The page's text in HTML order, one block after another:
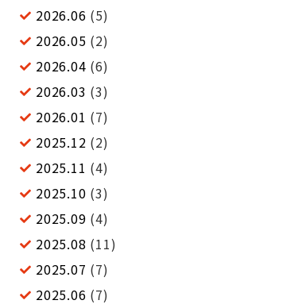
2026.06 (5)
2026.05 (2)
2026.04 (6)
2026.03 (3)
2026.01 (7)
2025.12 (2)
2025.11 (4)
2025.10 (3)
2025.09 (4)
2025.08 (11)
2025.07 (7)
2025.06 (7)